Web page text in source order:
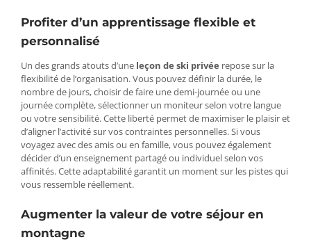
Profiter d’un apprentissage flexible et
personnalisé
Un des grands atouts d’une leçon de ski privée repose sur la
flexibilité de l’organisation. Vous pouvez définir la durée, le
nombre de jours, choisir de faire une demi-journée ou une
journée complète, sélectionner un moniteur selon votre langue
ou votre sensibilité. Cette liberté permet de maximiser le plaisir et
d’aligner l’activité sur vos contraintes personnelles. Si vous
voyagez avec des amis ou en famille, vous pouvez également
décider d’un enseignement partagé ou individuel selon vos
affinités. Cette adaptabilité garantit un moment sur les pistes qui
vous ressemble réellement.
Augmenter la valeur de votre séjour en
montagne